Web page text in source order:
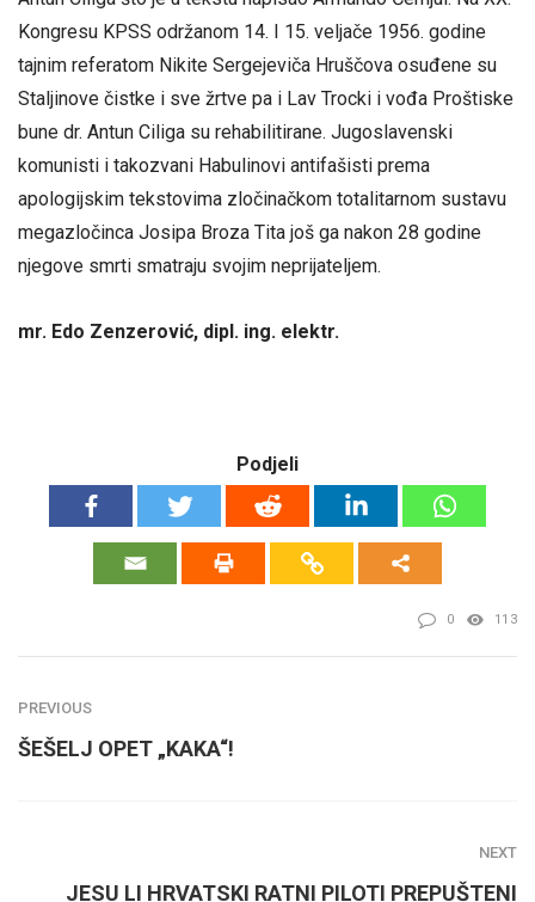
Kongresu KPSS održanom 14. I 15. veljače 1956. godine
tajnim referatom Nikite Sergejeviča Hruščova osuđene su
Staljinove čistke i sve žrtve pa i Lav Trocki i vođa Proštiske
bune dr. Antun Ciliga su rehabilitirane. Jugoslavenski
komunisti i takozvani Habulinovi antifašisti prema
apologijskim tekstovima zločinačkom totalitarnom sustavu
megazločinca Josipa Broza Tita još ga nakon 28 godine
njegove smrti smatraju svojim neprijateljem.
mr. Edo Zenzerović, dipl. ing. elektr.
Podjeli
0 113
PREVIOUS
ŠEŠELJ OPET „KAKA“!
NEXT
JESU LI HRVATSKI RATNI PILOTI PREPUŠTENI